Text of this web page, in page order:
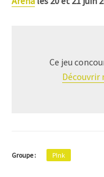
Ce jeu
Découvrir
Groupe : P!nk